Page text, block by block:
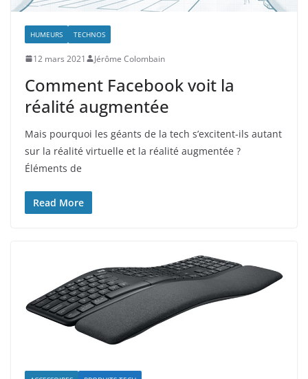
HUMEURS TECHNOS
12 mars 2021 Jérôme Colombain
Comment Facebook voit la
réalité augmentée
Mais pourquoi les géants de la tech s’excitent-ils autant
sur la réalité virtuelle et la réalité augmentée ?
Éléments de
Read More